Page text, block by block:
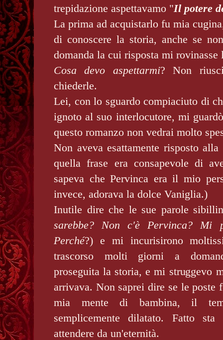
trepidazione aspettavamo "Il potere
La prima ad acquistarlo fu mia
di conoscere la storia, anche se
domanda la cui risposta mi rovinasse
Cosa devo aspettarmi? Non
chiederle.
Lei, con lo sguardo compiaciuto di
ignoto al suo interlocutore, mi
questo romanzo non vedrai molto
Non aveva esattamente risposto
quella frase era consapevole di
sapeva che Pervinca era il mio
invece, adorava la dolce Vaniglia.)
Inutile dire che le sue parole
sarebbe? Non c'è Pervinca? Mi
Perché?) e mi incurisirono
trascorso molti giorni a
proseguita la storia, e mi struggevo
arrivava. Non saprei dire se le poste
mia mente di bambina, il
semplicemente dilatato. Fatto
attendere da un'eternità.